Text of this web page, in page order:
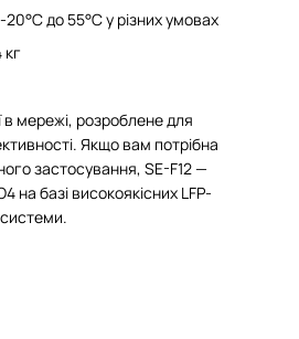
до 55°C у різних умовах
в мережі, розроблене для
Якщо вам потрібна
застосування, SE-F12 —
на базі високоякісних LFP-